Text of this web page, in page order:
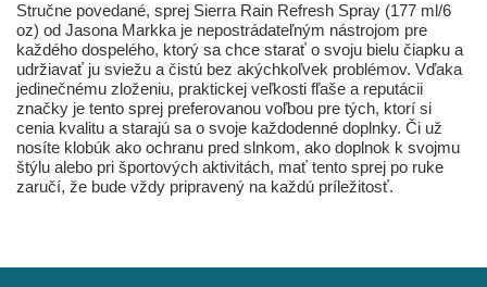
Stručne povedané, sprej Sierra Rain Refresh Spray (177 ml/6
oz) od Jasona Markka je nepostrádateľným nástrojom pre
každého dospelého, ktorý sa chce starať o svoju bielu čiapku a
udržiavať ju sviežu a čistú bez akýchkoľvek problémov. Vďaka
jedinečnému zloženiu, praktickej veľkosti fľaše a reputácii
značky je tento sprej preferovanou voľbou pre tých, ktorí si
cenia kvalitu a starajú sa o svoje každodenné doplnky. Či už
nosíte klobúk ako ochranu pred slnkom, ako doplnok k svojmu
štýlu alebo pri športových aktivitách, mať tento sprej po ruke
zaručí, že bude vždy pripravený na každú príležitosť.